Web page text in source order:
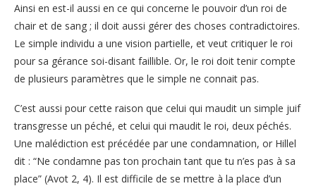
Ainsi en est-il aussi en ce qui concerne le pouvoir d’un roi de
chair et de sang ; il doit aussi gérer des choses contradictoires.
Le simple individu a une vision partielle, et veut critiquer le roi
pour sa gérance soi-disant faillible. Or, le roi doit tenir compte
de plusieurs paramètres que le simple ne connait pas.
C’est aussi pour cette raison que celui qui maudit un simple juif
transgresse un péché, et celui qui maudit le roi, deux péchés.
Une malédiction est précédée par une condamnation, or Hillel
dit : “Ne condamne pas ton prochain tant que tu n’es pas à sa
place” (Avot 2, 4). Il est difficile de se mettre à la place d’un